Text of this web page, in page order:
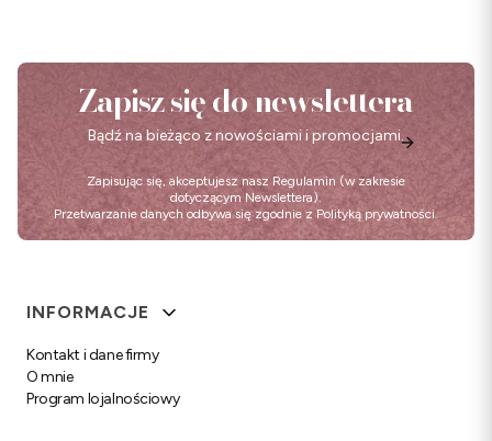
Zapisz się do newslettera
Bądź na bieżąco z nowościami i promocjami.
Zapisując się, akceptujesz nasz Regulamin (w zakresie
dotyczącym Newslettera).
Przetwarzanie danych odbywa się zgodnie z Polityką prywatności.
Linki w stopce
INFORMACJE
Kontakt i dane firmy
O mnie
Program lojalnościowy